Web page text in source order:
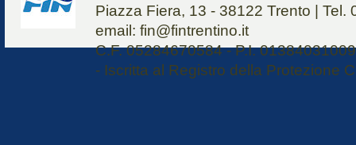
Piazza Fiera, 13 - 38122 Trento |
email: fin@fintrentino.it
C.F. 05284670584 - P.I.
- Iscritta al Registro della Protezione